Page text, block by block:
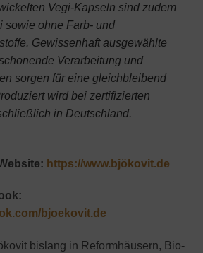
Vegi-Kapseln sind zudem
sowie ohne Farb- und
Gewissenhaft ausgewählte
Verarbeitung und
sorgen für eine gleichbleibend
wird bei zertifizierten
in Deutschland.
https://www.bjökovit.de
bjoekovit.de
bislang in Reformhäusern, Bio-